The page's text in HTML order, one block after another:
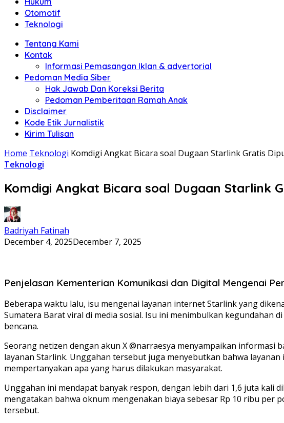
Otomotif
Teknologi
Tentang Kami
Kontak
Informasi Pemasangan Iklan & advertorial
Pedoman Media Siber
Hak Jawab Dan Koreksi Berita
Pedoman Pemberitaan Ramah Anak
Disclaimer
Kode Etik Jurnalistik
Kirim Tulisan
Home Teknologi Komdigi Angkat Bicara soal Dugaan Starlink Gratis
Teknologi
Komdigi Angkat Bicara soal Dugaan Starlink
Badriyah Fatinah
December 4, 2025December 7, 2025
Penjelasan Kementerian Komunikasi dan Digital Mengenai
Beberapa waktu lalu, isu mengenai layanan internet Starlink yang
Sumatera Barat viral di media sosial. Isu ini menimbulkan kegundahan
bencana.
Seorang netizen dengan akun X @narraesya menyampaikan informasi
layanan Starlink. Unggahan tersebut juga menyebutkan bahwa
mempertanyakan apa yang harus dilakukan masyarakat.
Unggahan ini mendapat banyak respon, dengan lebih dari 1,6 juta kali
mengatakan bahwa oknum mengenakan biaya sebesar Rp 10 ribu
tersebut.